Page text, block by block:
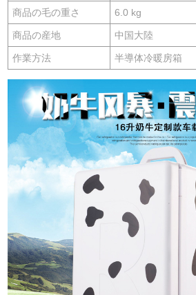
商品の毛の重さ 6.0 kg
商品の産地 中国大陸
作業方法 半導体冷暖房箱